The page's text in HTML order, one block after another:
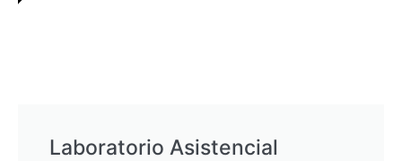
Laboratorio Asistencial